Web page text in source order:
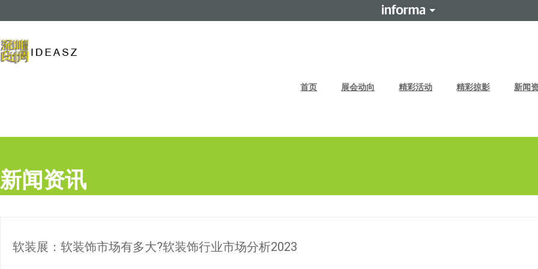
到
内
容
首页 展会动向 精彩活动 精彩掠影 新闻
新闻资讯
软装展：软装饰市场有多大?软装饰行业市场分析2023